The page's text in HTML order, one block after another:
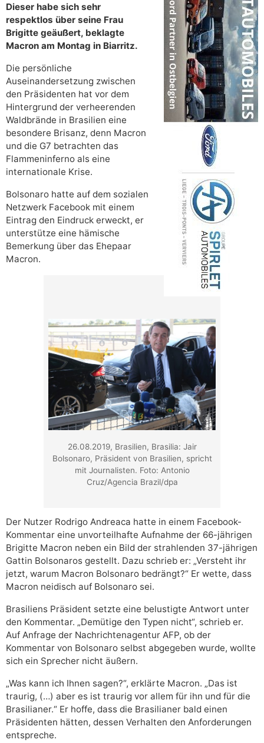
Dieser habe sich sehr
respektlos über seine Frau
Brigitte geäußert, beklagte
Macron am Montag in Biarritz.
Die persönliche
Auseinandersetzung zwischen
den Präsidenten hat vor dem
Hintergrund der verheerenden
Waldbrände in Brasilien eine
besondere Brisanz, denn Macron
und die G7 betrachten das
Flammeninferno als eine
internationale Krise.
Bolsonaro hatte auf dem sozialen
Netzwerk Facebook mit einem
Eintrag den Eindruck erweckt, er
unterstütze eine hämische
Bemerkung über das Ehepaar
Macron.
26.08.2019, Brasilien, Brasilia: Jair
Bolsonaro, Präsident von Brasilien, spricht
mit Journalisten. Foto: Antonio
Cruz/Agencia Brazil/dpa
Der Nutzer Rodrigo Andreaca hatte in einem Facebook-
Kommentar eine unvorteilhafte Aufnahme der 66-jährigen
Brigitte Macron neben ein Bild der strahlenden 37-jährigen
Gattin Bolsonaros gestellt. Dazu schrieb er: „Versteht ihr
jetzt, warum Macron Bolsonaro bedrängt?“ Er wette, dass
Macron neidisch auf Bolsonaro sei.
Brasiliens Präsident setzte eine belustigte Antwort unter
den Kommentar. „Demütige den Typen nicht“, schrieb er.
Auf Anfrage der Nachrichtenagentur AFP, ob der
Kommentar von Bolsonaro selbst abgegeben wurde, wollte
sich ein Sprecher nicht äußern.
„Was kann ich Ihnen sagen?“, erklärte Macron. „Das ist
traurig, (…) aber es ist traurig vor allem für ihn und für die
Brasilianer.“ Er hoffe, dass die Brasilianer bald einen
Präsidenten hätten, dessen Verhalten den Anforderungen
entspreche.